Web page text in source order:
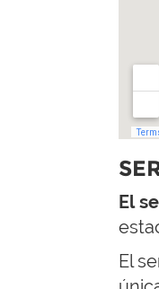
El
El